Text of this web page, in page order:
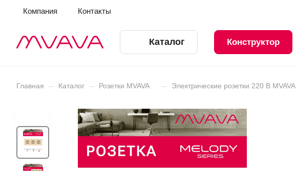
Компания Контакты
Каталог Конструктор
Главная – Каталог – Розетки MVAVA – Электрические розетки 220 В MVAVA